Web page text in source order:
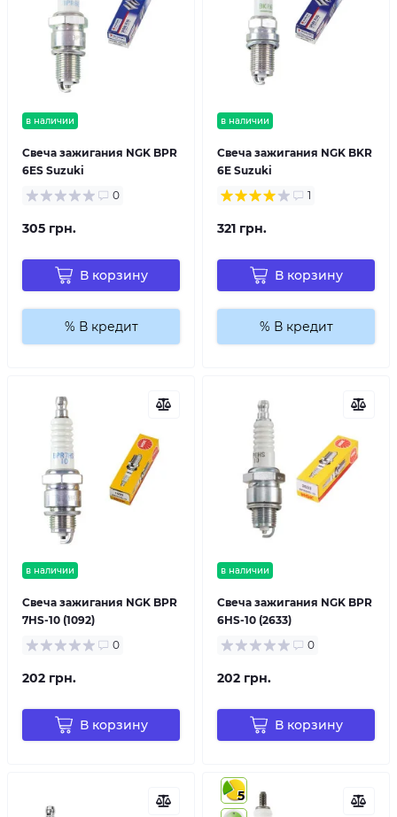
в наличии
Свеча зажигания NGK BPR
6ES Suzuki
0
305 грн.
В корзину
% В кредит
в наличии
Свеча зажигания NGK BKR
6E Suzuki
1
321 грн.
В корзину
% В кредит
в наличии
Свеча зажигания NGK BPR
7HS-10 (1092)
0
202 грн.
В корзину
в наличии
Свеча зажигания NGK BPR
6HS-10 (2633)
0
202 грн.
В корзину
5